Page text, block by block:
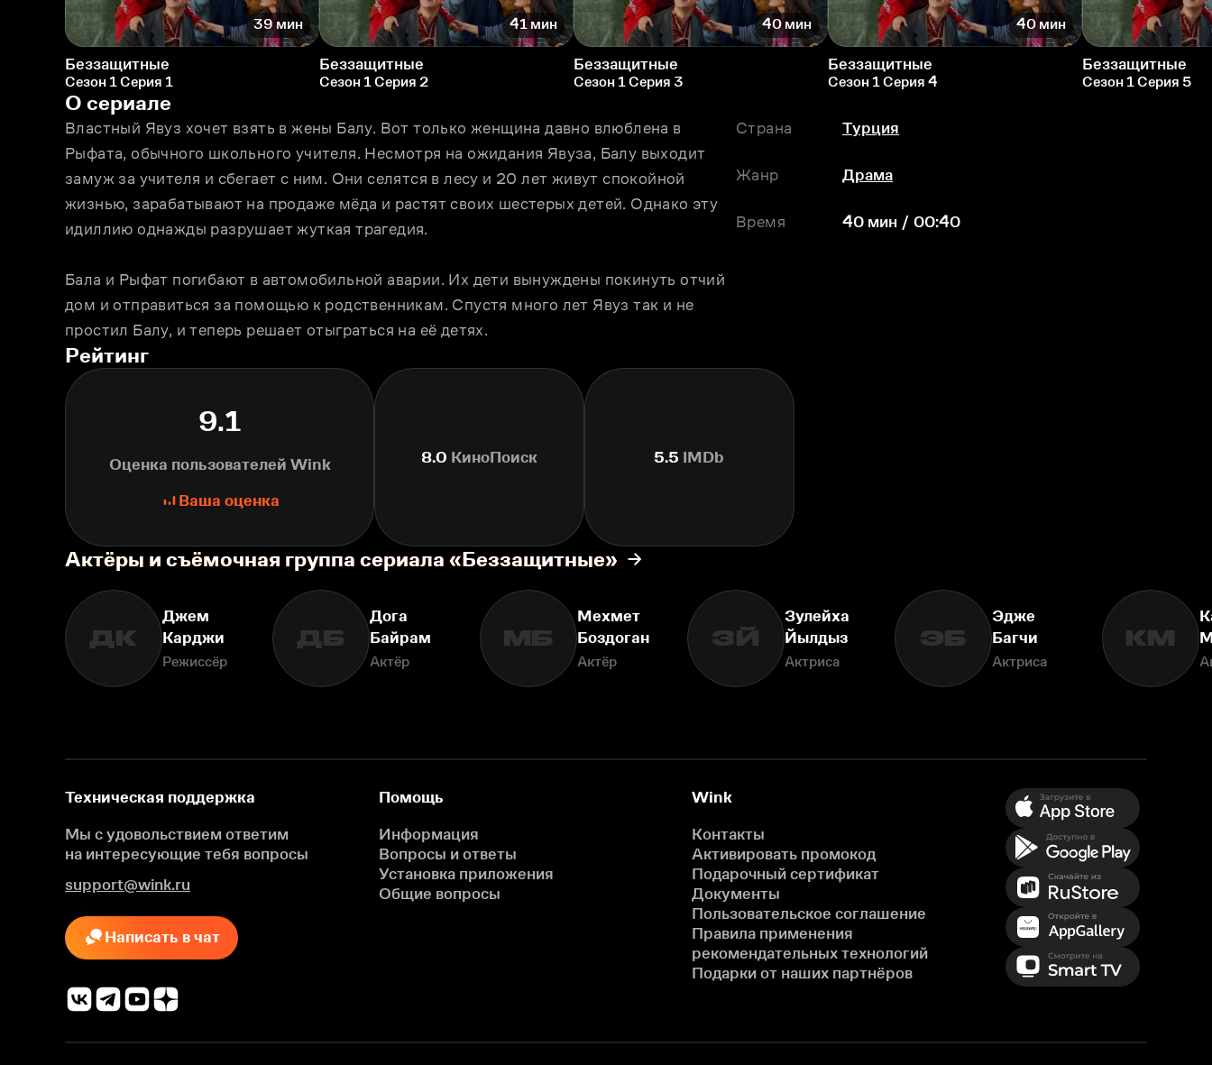
39 мин
Беззащитные
Сезон 1 Серия 1
41 мин
Беззащитные
Сезон 1 Серия 2
40 мин
Беззащитные
Сезон 1 Серия 3
40 мин
Беззащитные
Сезон 1 Серия 4
Беззащитные
Сезон 1 Серия 5
О сериале
Властный Явуз хочет взять в жены Балу. Вот только женщина давно влюблена в
Рыфата, обычного школьного учителя. Несмотря на ожидания Явуза, Балу выходит
замуж за учителя и сбегает с ним. Они селятся в лесу и 20 лет живут спокойной
жизнью, зарабатывают на продаже мёда и растят своих шестерых детей. Однако эту
идиллию однажды разрушает жуткая трагедия.
Бала и Рыфат погибают в автомобильной аварии. Их дети вынуждены покинуть отчий
дом и отправиться за помощью к родственникам. Спустя много лет Явуз так и не
простил Балу, и теперь решает отыграться на её детях.
Страна Турция
Жанр Драма
Время 40 мин / 00:40
Рейтинг
9.1
Оценка пользователей Wink
Ваша оценка
8.0 КиноПоиск 5.5 IMDb
Актёры и съёмочная группа сериала «Беззащитные»
ДК
Джем
Карджи
Режиссёр
ДБ
Дога
Байрам
Актёр
МБ
Мехмет
Боздоган
Актёр
ЗЙ
Зулейха
Йылдыз
Актриса
ЭБ
Эдже
Багчи
Актриса
КМ
Техническая поддержка
Мы с удовольствием ответим
на интересующие тебя вопросы
support@wink.ru
Написать в чат
Помощь
Информация
Вопросы и ответы
Установка приложения
Общие вопросы
Wink
Контакты
Активировать промокод
Подарочный сертификат
Документы
Пользовательское соглашение
Правила применения
рекомендательных технологий
Подарки от наших партнёров